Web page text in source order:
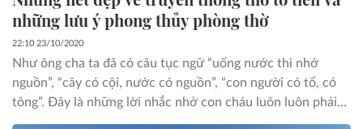
những lưu ý phong thủy phòng thờ
22:10 23/10/2020
Như ông cha ta đã có câu tục ngữ “uống nước thì nhớ
nguồn”, “cây có cội, nước có nguồn”, “con người có tổ, có
tông”. Đây là những lời nhắc nhở con cháu luôn luôn phải
nhớ tới cội nguồn và biết ơn những đấng sinh thành của